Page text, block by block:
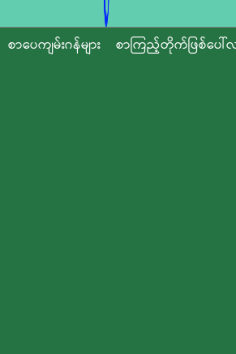
စာပေကျမ်းဂန်များ
စာကြည့်တိုက်ဖြစ်ပေါ်